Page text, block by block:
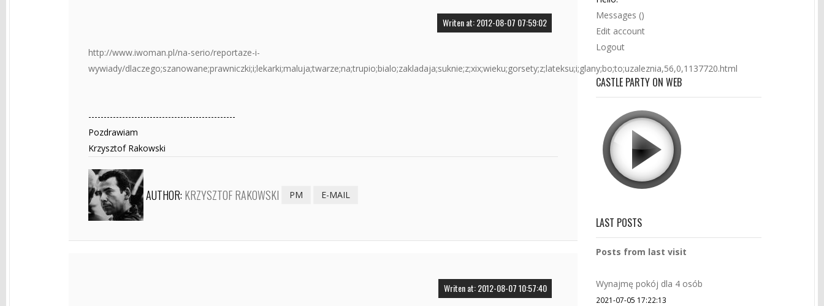
Writen at: 2012-08-07 07:59:02
http://www.iwoman.pl/na-serio/reportaze-i-
wywiady/dlaczego;szanowane;prawniczki;i;lekarki;maluja;twarze;na;trupio;bialo;zakladaja;suknie;z;xix;wieku;gorsety;z;lateksu;i;glany;bo;to;uzaleznia,56,0,1137720.html
------------------------------------------------
Pozdrawiam
Krzysztof Rakowski
AUTHOR: KRZYSZTOF RAKOWSKI PM E-MAIL
Writen at: 2012-08-07 10:57:40
Messages ()
Edit account
Logout
CASTLE PARTY ON WEB
LAST POSTS
Posts from last visit
Wynajmę pokój dla 4 osób
2021-07-05 17:22:13